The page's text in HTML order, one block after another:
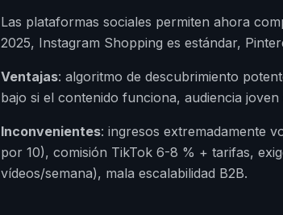
Las plataformas sociales permiten ahora
2025, Instagram Shopping es estándar,
Ventajas: algoritmo de descubrimiento
bajo si el contenido funciona, audiencia joven
Inconvenientes: ingresos extremadamente
por 10), comisión TikTok 6-8 % + tarifas,
vídeos/semana), mala escalabilidad B2B.